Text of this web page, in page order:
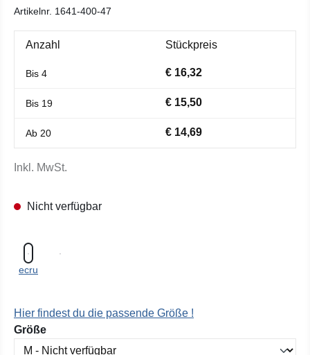
Artikelnr. 1641-400-47
Anzahl Stückpreis
Bis 4 € 16,32
Bis 19 € 15,50
Ab 20 € 14,69
Inkl. MwSt.
Nicht verfügbar
ecru
Hier findest du die passende Größe !
Größeauswählen